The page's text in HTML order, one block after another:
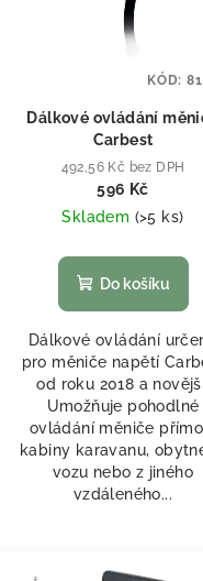
Dálkové ovládání
Carbest
492,56 Kč bez DPH
596 Kč
Skladem (>5 ks)
Do košíku
Dálkové ovládání
pro měniče napětí
od roku 2018 a
Umožňuje pohodlné
ovládání měniče
kabiny karavanu,
vozu nebo z jiného
vzdáleného...
KÓD: